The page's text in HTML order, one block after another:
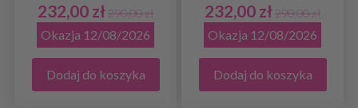
232,00 zł290,00 zł
Okazja 12/08/2026
Dodaj do koszyka
232,00 zł290,00 zł
Okazja 12/08/2026
Dodaj do koszyka